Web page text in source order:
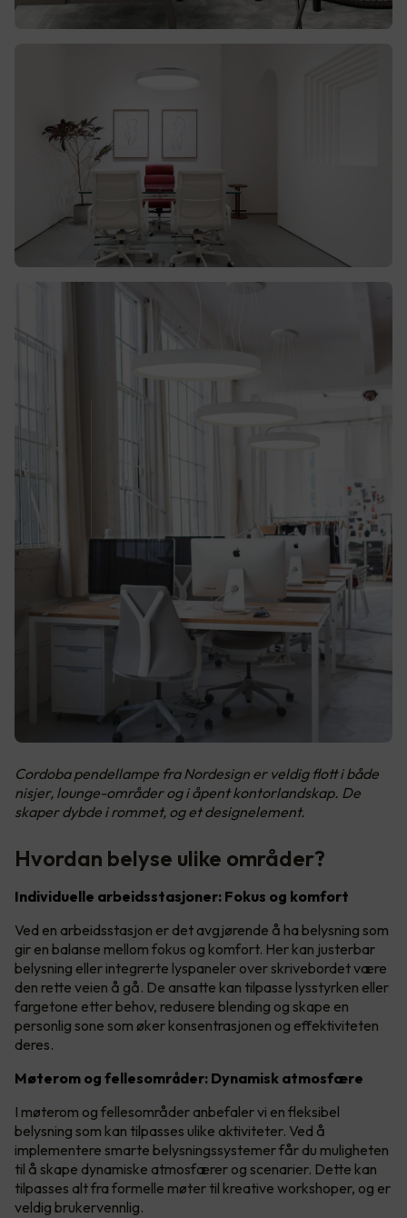
Cordoba pendellampe fra Nordesign er veldig flott i både
nisjer, lounge-områder og i åpent kontorlandskap. De
skaper dybde i rommet, og et designelement.
Hvordan belyse ulike områder?
Individuelle arbeidsstasjoner: Fokus og komfort
Ved en arbeidsstasjon er det avgjørende å ha belysning som
gir en balanse mellom fokus og komfort. Her kan justerbar
belysning eller integrerte lyspaneler over skrivebordet være
den rette veien å gå. De ansatte kan tilpasse lysstyrken eller
fargetone etter behov, redusere blending og skape en
personlig sone som øker konsentrasjonen og effektiviteten
deres.
Møterom og fellesområder: Dynamisk atmosfære
I møterom og fellesområder anbefaler vi en fleksibel
belysning som kan tilpasses ulike aktiviteter. Ved å
implementere smarte belysningssystemer får du muligheten
til å skape dynamiske atmosfærer og scenarier. Dette kan
tilpasses alt fra formelle møter til kreative workshoper, og er
veldig brukervennlig.